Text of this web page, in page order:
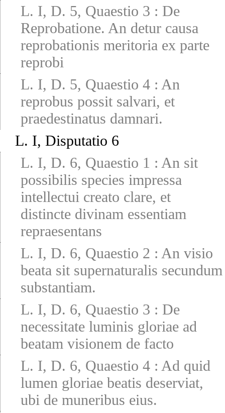
L. I, D. 5, Quaestio 3 : De
Reprobatione. An detur causa
reprobationis meritoria ex parte
reprobi
L. I, D. 5, Quaestio 4 : An
reprobus possit salvari, et
praedestinatus damnari.
L. I, Disputatio 6
L. I, D. 6, Quaestio 1 : An sit
possibilis species impressa
intellectui creato clare, et
distincte divinam essentiam
repraesentans
L. I, D. 6, Quaestio 2 : An visio
beata sit supernaturalis secundum
substantiam.
L. I, D. 6, Quaestio 3 : De
necessitate luminis gloriae ad
beatam visionem de facto
L. I, D. 6, Quaestio 4 : Ad quid
lumen gloriae beatis deserviat,
ubi de muneribus eius.